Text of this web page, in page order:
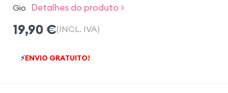
Gio
Detalhes do produto >
19,90 €(INCL. IVA)
⚡ENVIO GRATUITO!